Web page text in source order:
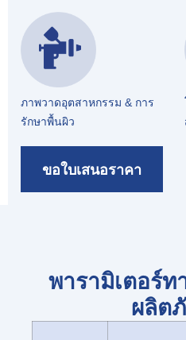
ภาพวาดอุตสาหกรรม & การ
รักษาพื้นผิว
ขอใบเสนอราคา
พารามิเตอร์ท
ผลิต